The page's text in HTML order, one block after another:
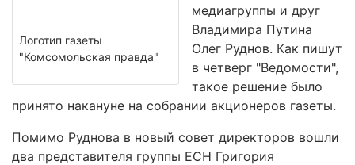
Логотип газеты
"Комсомольская правда"
медиагруппы и друг
Владимира Путина
Олег Руднов. Как пишут
в четверг "Ведомости",
такое решение было
принято накануне на собрании акционеров газеты.
Помимо Руднова в новый совет директоров вошли
два представителя группы ЕСН Григория